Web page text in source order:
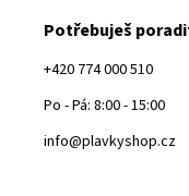
Potřebuješ
+420 774 000 510
Po - Pá: 8:00 - 15:00
info@plavkyshop.cz